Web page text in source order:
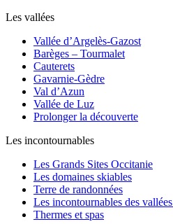
Les vallées
Vallée d’Argelès-Gazost
Barèges – Tourmalet
Cauterets
Gavarnie-Gèdre
Val d’Azun
Vallée de Luz
Prolonger la découverte
Les incontournables
Les Grands Sites Occitanie
Les domaines skiables
Terre de randonnées
Les incontournables des vallées
Thermes et spas